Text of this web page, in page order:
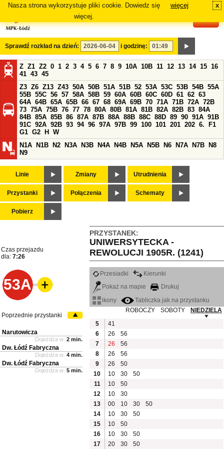
Nasza strona wykorzystuje pliki cookie. Dowiedz się
więcej.
więcej x
Sprawdź rozkład na dzień: i godzinę:
Z Z1 Z2 0 1 2 3 4 5 6 7 8 9 10A 10B 11 12 13 14 15 16
41 43 45
Z3 Z6 Z13 Z43 50A 50B 51A 51B 52 53A 53C 53B 54B 55A
55B 55C 56 57 58A 58B 59 60A 60B 60C 60D 61 62 63
64A 64B 65A 65B 66 67 68 69A 69B 70 71A 71B 72A 72B
73 75A 75B 76 77 78 80A 80B 81A 81B 82A 82B 83 84A
84B 85A 85B 86 87A 87B 88A 88B 88C 88D 89 90 91A 91B
91C 92A 92B 93 94 96 97A 97B 99 100 101 201 202 6.
F1
G1 G2 H
W
N1A
N1B N2 N3A N3B N4A N4B N5A N5B N6 N7A N7B
N8
N9
Linie Zmiany Utrudnienia
Przystanki Połączenia Schematy
Pobierz
PRZYSTANEK:
UNIWERSYTECKA -
REWOLUCJI 1905R. (1241)
Czas przejazdu
dla: 7:26
53A
Przesiadki
Kierunki
Pokaż na mapie
Drukuj
ikony
Tabliczka jak na przystanku
ROBOCZY
SOBOTY
NIEDZIELA
5
41
6
26
56
7
26
56
8
26
56
9
26
50
10
10 30
50
11
10
50
12
10
30
13
00 10 30
50
14
10 30
50
15
10
50
16
10 30
50
17
20 30 50
Poprzednie przystanki
Narutowicza
Dojeżdża w: 2 min.
Dw. Łódź Fabryczna
Dojeżdża w: 4 min.
Dw. Łódź Fabryczna
Dojeżdża w: 5 min.